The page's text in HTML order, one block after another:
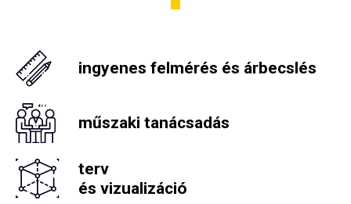
ingyenes felmérés és árbecslés
műszaki tanácsadás
terv
és vizualizáció